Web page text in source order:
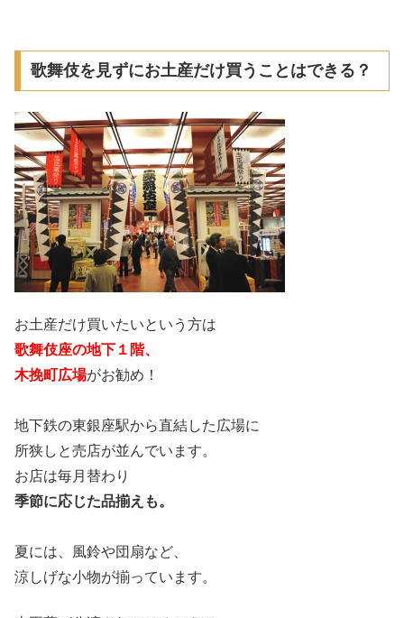
歌舞伎を見ずにお土産だけ買うことはできる？
お土産だけ買いたいという方は
歌舞伎座の地下１階、
木挽町広場がお勧め！
地下鉄の東銀座駅から直結した広場に
所狭しと売店が並んでいます。
お店は毎月替わり
季節に応じた品揃えも。
夏には、風鈴や団扇など、
涼しげな小物が揃っています。